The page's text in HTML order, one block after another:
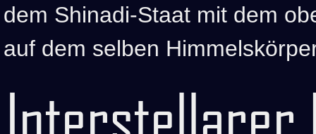
dem Shinadi-Staat mit dem
auf dem selben
Interstellarer